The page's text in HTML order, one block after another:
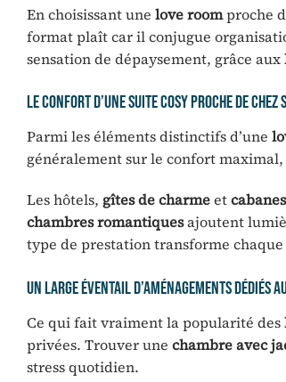
En choisissant une love roomproche
format plaît car il conjugue
sensation de dépaysement, grâce aux
Le confort d’une suite cosy proche de chez
Parmi les éléments distinctifs d’une
généralement sur le confort
Les hôtels, gîtes de charmeet
chambres romantiquesajoutent
type de prestation transforme
Un large éventail d’aménagements dédiés
Ce qui fait vraiment la popularité des
privées. Trouver une chambre avec
stress quotidien.